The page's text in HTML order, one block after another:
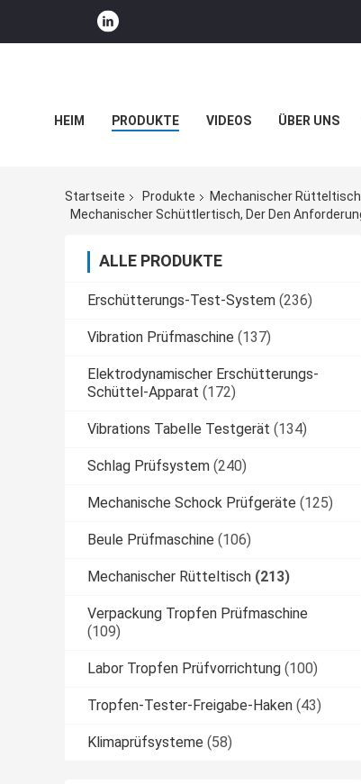
HEIM PRODUKTE VIDEOS ÜBER UNS
Startseite Produkte
Mechanischer Rütteltisch
ALLE PRODUKTE
Erschütterungs-Test-System (236)
Vibration Prüfmaschine (137)
Elektrodynamischer Erschütterungs-
Schüttel-Apparat (172)
Vibrations Tabelle Testgerät (134)
Schlag Prüfsystem (240)
Mechanische Schock Prüfgeräte (125)
Beule Prüfmaschine (106)
Mechanischer Rütteltisch (213)
Verpackung Tropfen Prüfmaschine
(109)
Labor Tropfen Prüfvorrichtung (100)
Tropfen-Tester-Freigabe-Haken (43)
Klimaprüfsysteme (58)